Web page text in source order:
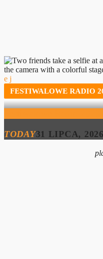
FESTIWALOWE RADIO
Festiwalowe Radio
TODAY31 LIPCA, 2026